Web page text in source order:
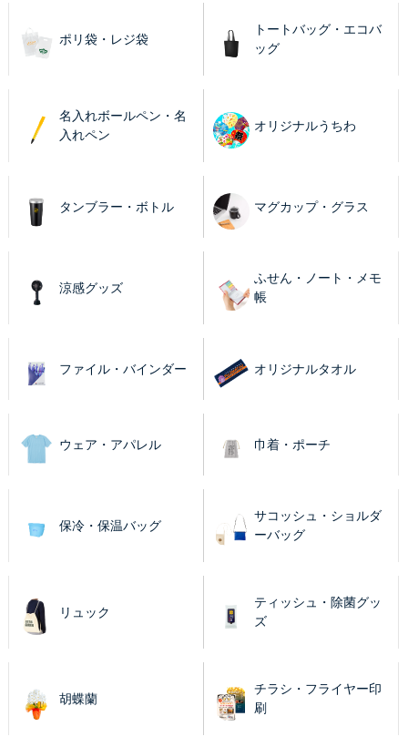
ポリ袋・レジ袋
トートバッグ・エコバ
ッグ
名入れボールペン・名
入れペン
オリジナルうちわ
タンブラー・ボトル マグカップ・グラス
涼感グッズ
ふせん・ノート・メモ
帳
ファイル・バインダー オリジナルタオル
ウェア・アパレル 巾着・ポーチ
保冷・保温バッグ
サコッシュ・ショルダ
ーバッグ
リュック
ティッシュ・除菌グッ
ズ
胡蝶蘭
チラシ・フライヤー印
刷